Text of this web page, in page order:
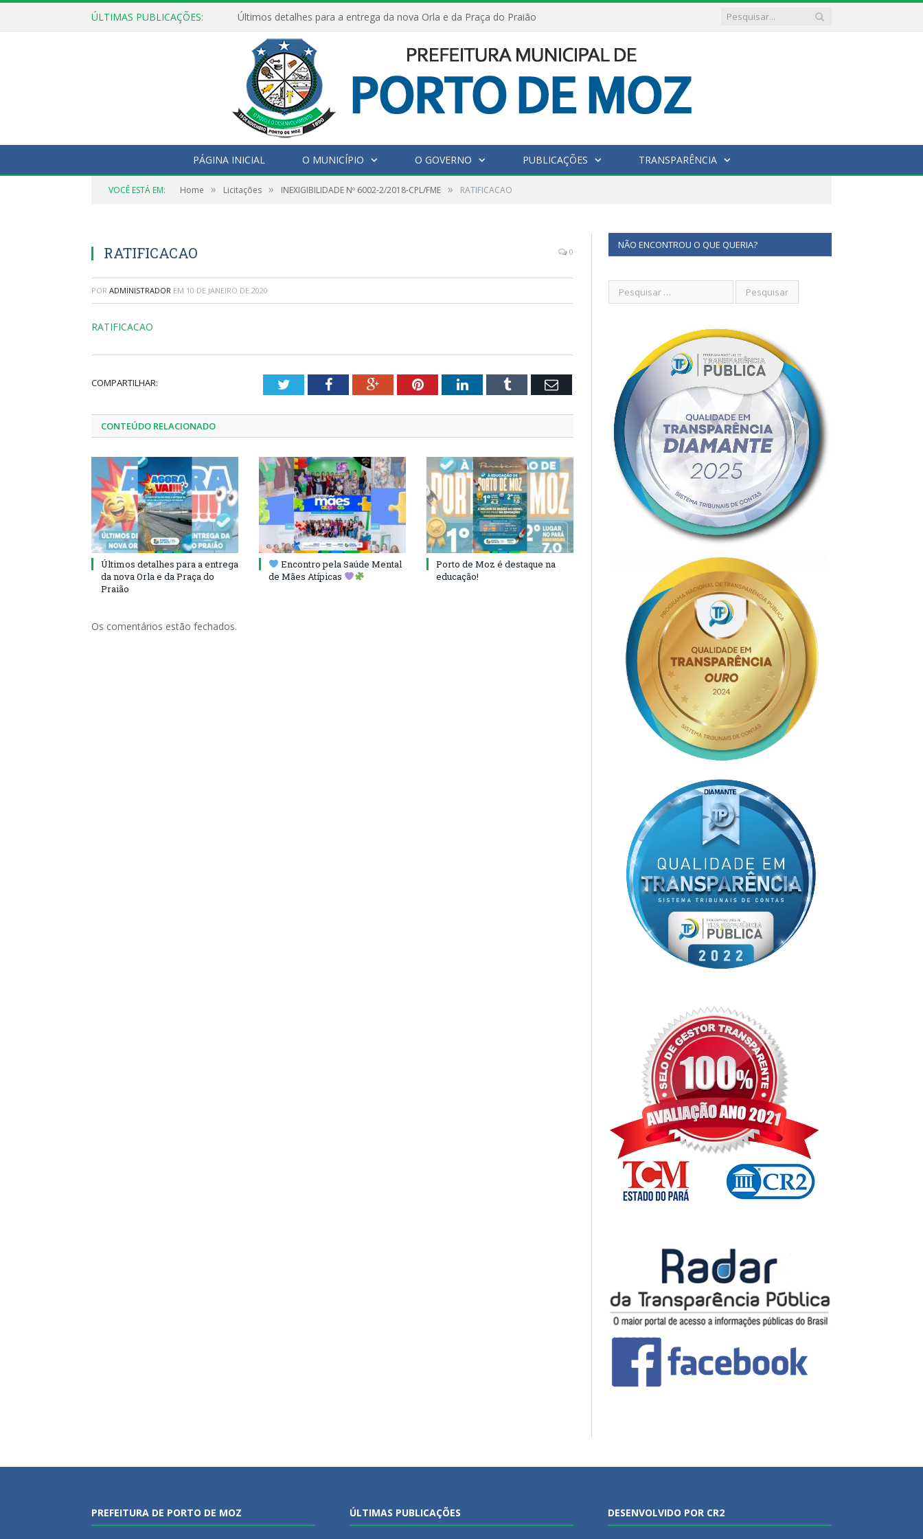
ÚLTIMAS PUBLICAÇÕES: Últimos detalhes para a entrega da nova Orla e da Praça do Praião
PÁGINA INICIAL O MUNICÍPIO O GOVERNO PUBLICAÇÕES TRANSPARÊNCIA
VOCÊ ESTÁ EM: Home » Licitações » INEXIGIBILIDADE Nº 6002-2/2018-CPL/FME » RATIFICACAO
RATIFICACAO 0
POR ADMINISTRADOR EM 10 DE JANEIRO DE 2020
RATIFICACAO
COMPARTILHAR: TwitterFacebookGoogle+PinterestLinkedInTumblr Email
CONTEÚDO RELACIONADO
Últimos detalhes para a entrega
da nova Orla e da Praça do
Praião
Encontro pela Saúde Mental
de Mães Atípicas
Porto de Moz é destaque na
educação!
Os comentários estão fechados.
NÃO ENCONTROU O QUE QUERIA?
PREFEITURA DE PORTO DE MOZ ÚLTIMAS PUBLICAÇÕES DESENVOLVIDO POR CR2